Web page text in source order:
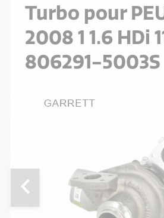
Turbo pour
2008 1 1.6 HDi
806291-5003S
chevron_left